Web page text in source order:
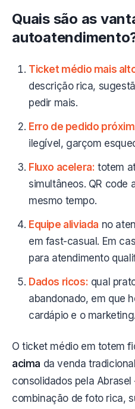
Quais são as
Ticket médio mais
descrição rica,
pedir mais.
Erro de pedido
ilegível, garçom
Fluxo acelera: totem
simultâneos. QR code
mesmo tempo.
Equipe aliviada no
em fast-casual. Em
para atendimento
Dados ricos: qual
abandonado, em que
cardápio e o marketing.
O ticket médio em totem
acima da venda
consolidados pela
combinação de foto rica,